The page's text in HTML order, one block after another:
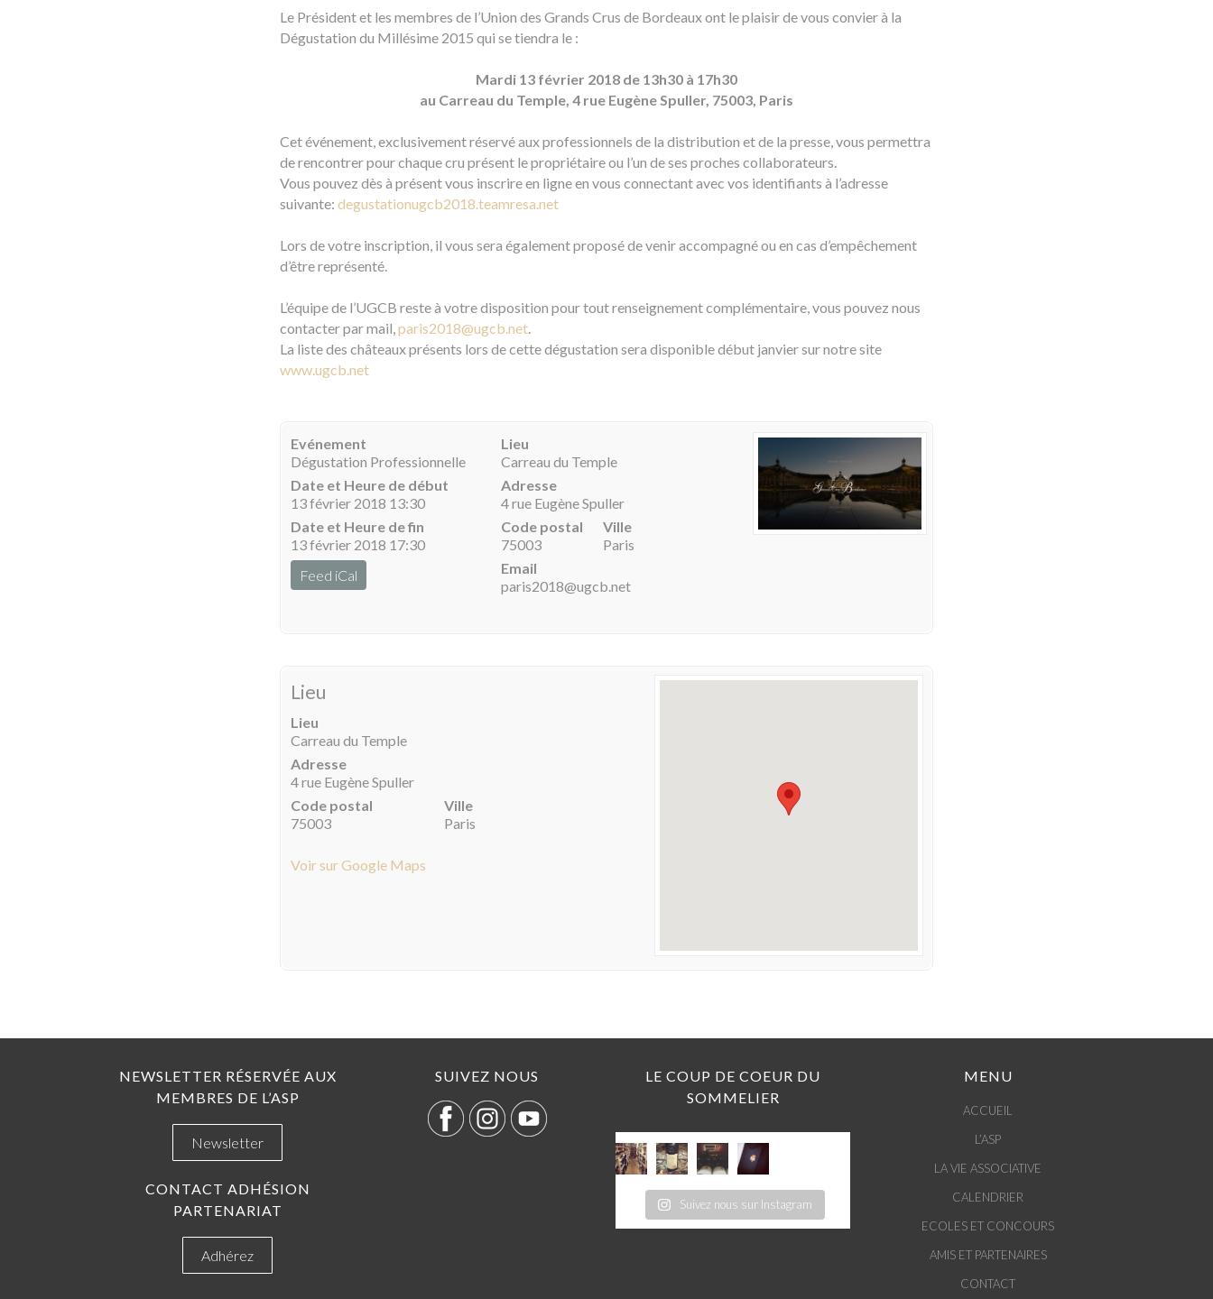
Le Président et les membres de l’Union des Grands Crus de Bordeaux ont le plaisir de vous convier à la
Dégustation du Millésime 2015 qui se tiendra le :
Mardi 13 février 2018 de 13h30 à 17h30
au Carreau du Temple, 4 rue Eugène Spuller, 75003, Paris
Cet événement, exclusivement réservé aux professionnels de la distribution et de la presse, vous permettra
de rencontrer pour chaque cru présent le propriétaire ou l’un de ses proches collaborateurs.
Vous pouvez dès à présent vous inscrire en ligne en vous connectant avec vos identifiants à l’adresse
suivante:degustationugcb2018.teamresa.net
Lors de votre inscription, il vous sera également proposé de venir accompagné ou en cas d’empêchement
d’être représenté.
L’équipe de l’UGCB reste à votre disposition pour tout renseignement complémentaire, vous pouvez nous
contacter par mail,paris2018@ugcb.net
La liste des châteaux présents lors de cette dégustation sera disponible début janvier sur notre site
www.ugcb.net
Evénement
Dégustation Professionnelle
Date et Heure de début
13 février 2018 13:30
Date et Heure de fin
13 février 2018 17:30
Feed iCal
Lieu
Carreau du Temple
Adresse
4 rue Eugène Spuller
Code postal
75003
Ville
Paris
Email
paris2018@ugcb.net
Lieu
Lieu
Carreau du Temple
Adresse
4 rue Eugène Spuller
Code postal
75003
Ville
Paris
Voir sur Google Maps
NEWSLETTER RÉSERVÉE AUX
MEMBRES DE L’ASP
Newsletter
CONTACT ADHÉSION
PARTENARIAT
Adhérez
SUIVEZ NOUS
LE COUP DE COEUR DU
SOMMELIER
Suivez nous sur Instagram
MENU
ACCUEIL
L’ASP
LA VIE ASSOCIATIVE
CALENDRIER
ECOLES ET CONCOURS
AMIS ET PARTENAIRES
CONTACT